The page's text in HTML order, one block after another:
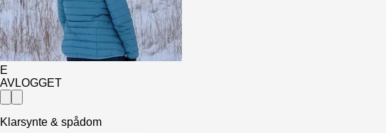
E
AVLOGGET
Klarsynte & spådom